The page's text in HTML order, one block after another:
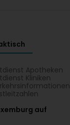
Apotheken
Kliniken
auf